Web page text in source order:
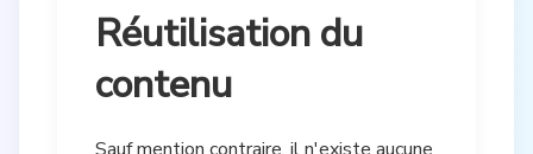
Réutilisation du
contenu